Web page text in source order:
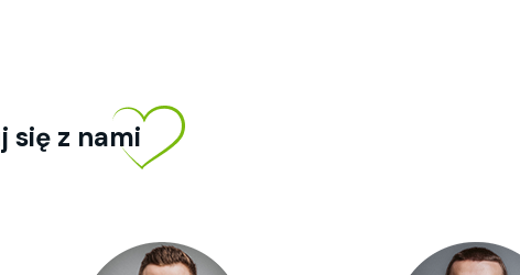
się z nami